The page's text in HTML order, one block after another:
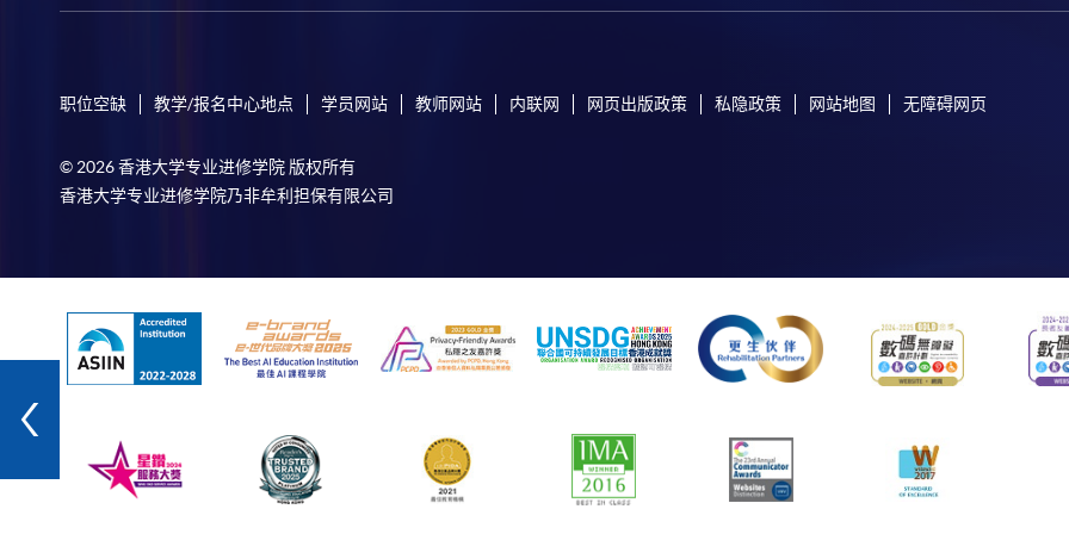
职位空缺 教学/报名中心地点 学员网站 教师网站 内联网 网页出版政策 私隐政策 网站地图 无障碍网页
© 2026 香港大学专业进修学院 版权所有
香港大学专业进修学院乃非牟利担保有限公司